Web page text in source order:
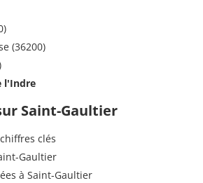
(36200)
l'Indre
Saint-Gaultier
clés
Gaultier
à Saint-Gaultier